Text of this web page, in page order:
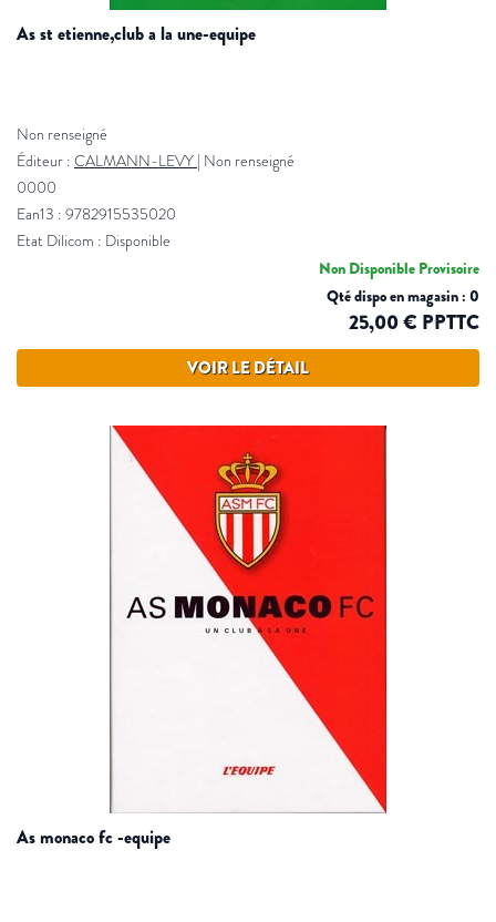
as st etienne,club a la une-equipe
Non renseigné
Éditeur : CALMANN-LEVY | Non renseigné
0000
Ean13 : 9782915535020
Etat Dilicom : Disponible
Non Disponible Provisoire
Qté dispo en magasin : 0
25,00 € PPTTC
VOIR LE DÉTAIL
as monaco fc -equipe